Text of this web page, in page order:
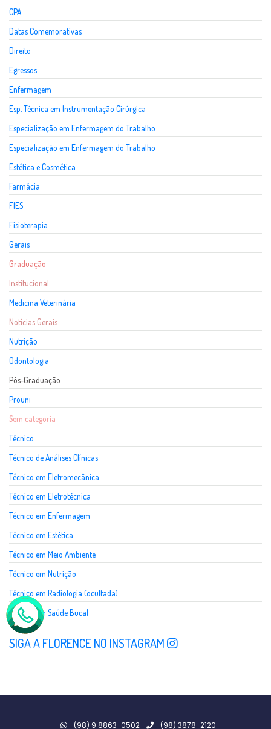
CPA
Datas Comemorativas
Direito
Egressos
Enfermagem
Esp. Técnica em Instrumentação Cirúrgica
Especialização em Enfermagem do Trabalho
Especialização em Enfermagem do Trabalho
Estética e Cosmética
Farmácia
FIES
Fisioterapia
Gerais
Graduação
Institucional
Medicina Veterinária
Notícias Gerais
Nutrição
Odontologia
Pós-Graduação
Prouni
Sem categoria
Técnico
Técnico de Análises Clínicas
Técnico em Eletromecânica
Técnico em Eletrotécnica
Técnico em Enfermagem
Técnico em Estética
Técnico em Meio Ambiente
Técnico em Nutrição
Técnico em Radiologia (ocultada)
Técnico em Saúde Bucal
SIGA A FLORENCE NO INSTAGRAM
(98) 9 8863-0502 (98) 3878-2120